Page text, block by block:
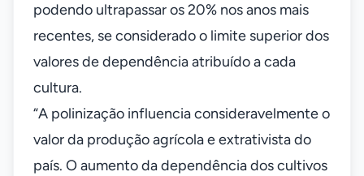
podendo ultrapassar os 20% nos anos mais
recentes, se considerado o limite superior dos
valores de dependência atribuído a cada
cultura.
“A polinização influencia consideravelmente o
valor da produção agrícola e extrativista do
país. O aumento da dependência dos cultivos